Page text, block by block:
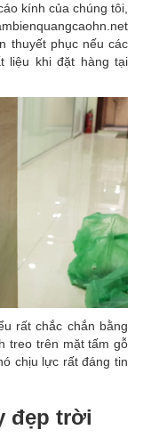
kính của chúng tôi,
thuyết phục nếu các
liệu khi đặt hàng tại
rất chắc chắn bằng
treo trên mặt tấm gỗ
chịu lực rất đáng tin
đẹp trời